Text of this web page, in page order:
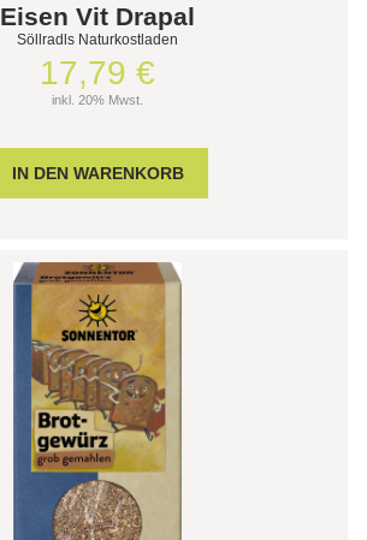
Eisen Vit Drapal
Söllradls Naturkostladen
17,79 €
inkl. 20% Mwst.